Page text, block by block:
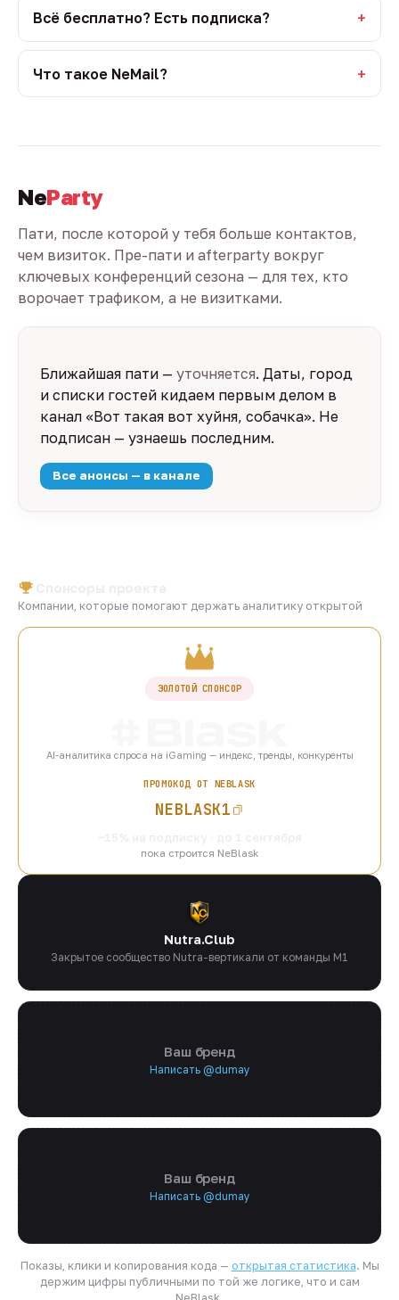
Всё бесплатно? Есть подписка?
Что такое NeMail?
NeParty
Пати, после которой у тебя больше контактов,
чем визиток. Пре-пати и afterparty вокруг
ключевых конференций сезона — для тех, кто
ворочает трафиком, а не визитками.
Ближайшая пати — уточняется. Даты, город
и списки гостей кидаем первым делом в
канал «Вот такая вот хуйня, собачка». Не
подписан — узнаешь последним.
Все анонсы — в канале
Компании, которые помогают держать аналитику открытой
ЗОЛОТОЙ СПОНСОР
AI-аналитика спроса на iGaming — индекс, тренды, конкуренты
ПРОМОКОД ОТ NEBLASK
NEBLASK1
пока строится NeBlask
Nutra.Club
Закрытое сообщество Nutra-вертикали от команды M1
Ваш бренд
Написать @dumay
Ваш бренд
Написать @dumay
Показы, клики и копирования кода — открытая статистика. Мы
держим цифры публичными по той же логике, что и сам